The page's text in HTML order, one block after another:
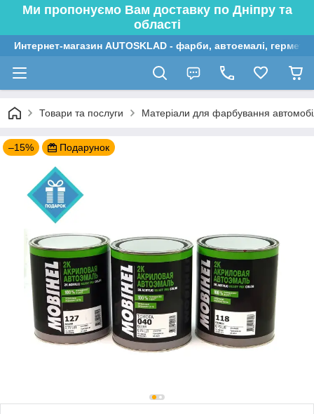
Ми пропонуємо Вам доставку по Дніпру та
області
Интернет-магазин AUTOSKLAD - фарби, автоемалі,
Товари та послуги Матеріали для фарбування
–15% Подарунок